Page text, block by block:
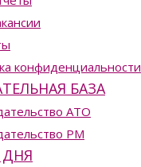
конфиденциальности
БАЗА
ATO
РМ
ДНЯ